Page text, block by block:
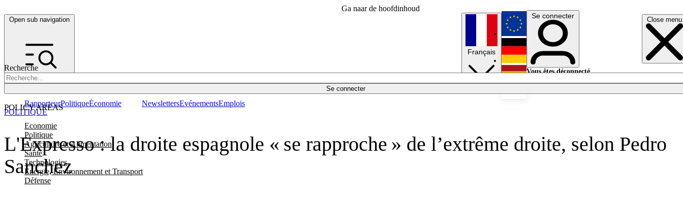
Ga naar de hoofdinhoud
Open sub navigation Close menu
Recherche
Se connecter
POLICY AREAS
Economie
Politique
Agriculture et Alimentation
Santé
Technologies
Energie, Environnement et Transport
Défense
RapporteurPolitiqueÉconomie NewslettersEvénementsEmplois
Français
English
Deutsch
Se connecter
Vous êtes déconnecté.
L'Expresso : la droite espagnole « se rapproche » de l’extrême droite, selon Pedro
Sanchez
POLITIQUE